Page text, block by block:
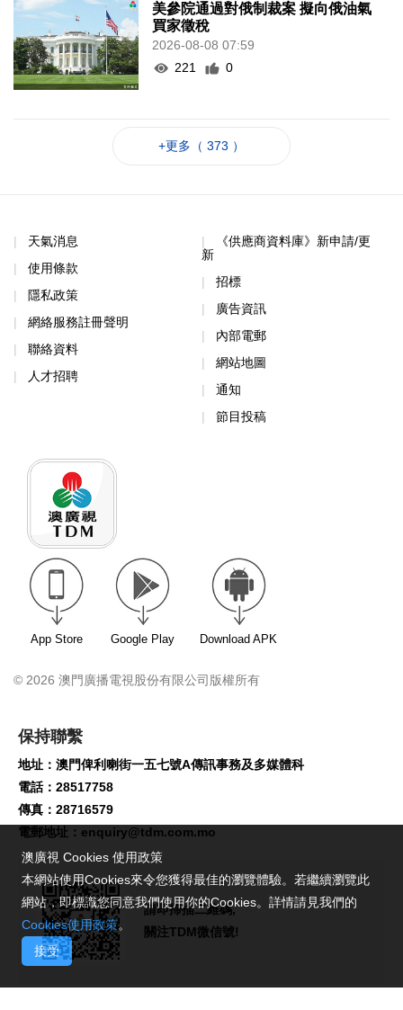
美參院通過對俄制裁案 擬向俄油氣
買家徵稅
2026-08-08 07:59
221
0
+更多（ 373 ）
天氣消息
使用條款
隱私政策
網絡服務註冊聲明
聯絡資料
人才招聘
《供應商資料庫》新申請/更
新
招標
廣告資訊
內部電郵
網站地圖
通知
節目投稿
App Store Google Play Download APK
© 2026 澳門廣播電視股份有限公司版權所有
保持聯繫
地址：澳門俾利喇街一五七號A傳訊事務及多媒體科
電話：28517758
傳真：28716579
電郵地址： enquiry@tdm.com.mo
請即掃描二維碼,
關注TDM微信號!
澳廣視 Cookies 使用政策
本網站使用Cookies來令您獲得最佳的瀏覽體驗。若繼續瀏覽此
網站，即標識您同意我們使用你的Cookies。詳情請見我們的
Cookies使用政策。
接受